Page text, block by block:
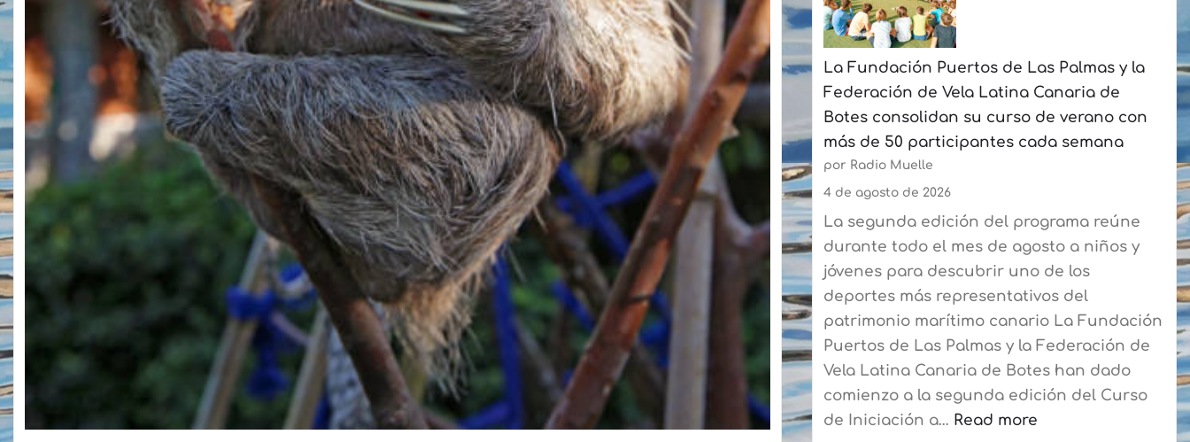
hasta
julio
con
un
crecimiento
acumulado
del
6,8%
La Fundación Puertos de Las Palmas y la
Federación de Vela Latina Canaria de
Botes consolidan su curso de verano con
más de 50 participantes cada semana
por Radio Muelle
4 de agosto de 2026
La segunda edición del programa reúne
durante todo el mes de agosto a niños y
jóvenes para descubrir uno de los
deportes más representativos del
patrimonio marítimo canario La Fundación
Puertos de Las Palmas y la Federación de
Vela Latina Canaria de Botes han dado
comienzo a la segunda edición del Curso
de Iniciación a… Read more